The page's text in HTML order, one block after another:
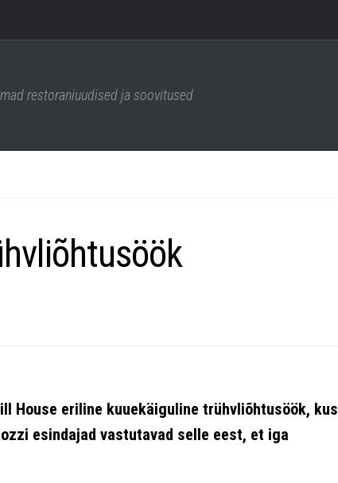
restoraniuudised ja soovitused
House eriline kuuekäiguline trühvliõhtusöök, kus
esindajad vastutavad selle eest, et iga